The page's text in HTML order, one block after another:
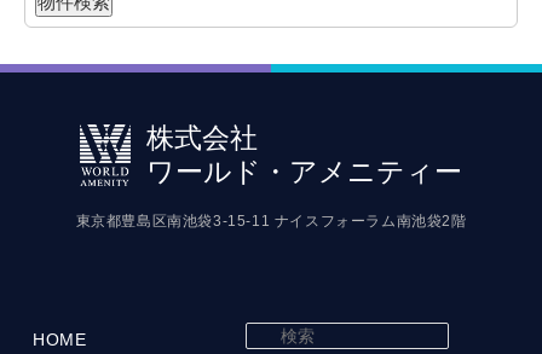
株式会社
ワールド・アメニティー
東京都豊島区南池袋3-15-11 ナイスフォーラム南池袋2階
HOME